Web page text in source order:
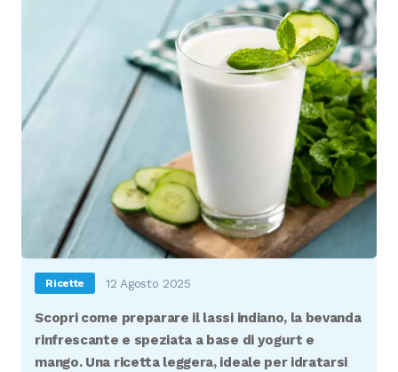
Ricette 12 Agosto 2025
Scopri come preparare il lassi indiano, la bevanda
rinfrescante e speziata a base di yogurt e
mango. Una ricetta leggera, ideale per idratarsi